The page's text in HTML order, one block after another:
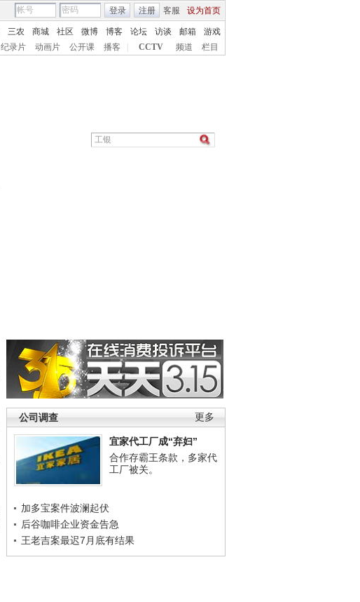
客服 设为首页
登录 注册
三农 商城 社区 微博 博客 论坛 访谈 邮箱
游戏
纪录片 动画片 公开课 播客 CCTV 频道 栏目
更多
公司调查
宜家代工厂成“弃妇”
合作存霸王条款，多家代
工厂被关。
加多宝案件波澜起伏
后谷咖啡企业资金告急
王老吉案最迟7月底有结果